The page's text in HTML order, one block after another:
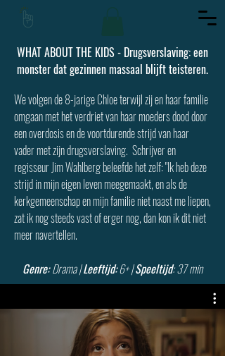
WHAT ABOUT THE KIDS - Drugsverslaving: een
monster dat gezinnen massaal blijft teisteren.
We volgen de 8-jarige Chloe terwijl zij en haar familie
omgaan met het verdriet van haar moeders dood door
een overdosis en de voortdurende strijd van haar
vader met zijn drugsverslaving. Schrijver en
regisseur Jim Wahlberg beleefde het zelf: "Ik heb deze
strijd in mijn eigen leven meegemaakt, en als de
kerkgemeenschap en mijn familie niet naast me liepen,
zat ik nog steeds vast of erger nog, dan kon ik dit niet
meer navertellen.
Genre:Drama |Leeftijd:6+ |Speeltijd: 37 min